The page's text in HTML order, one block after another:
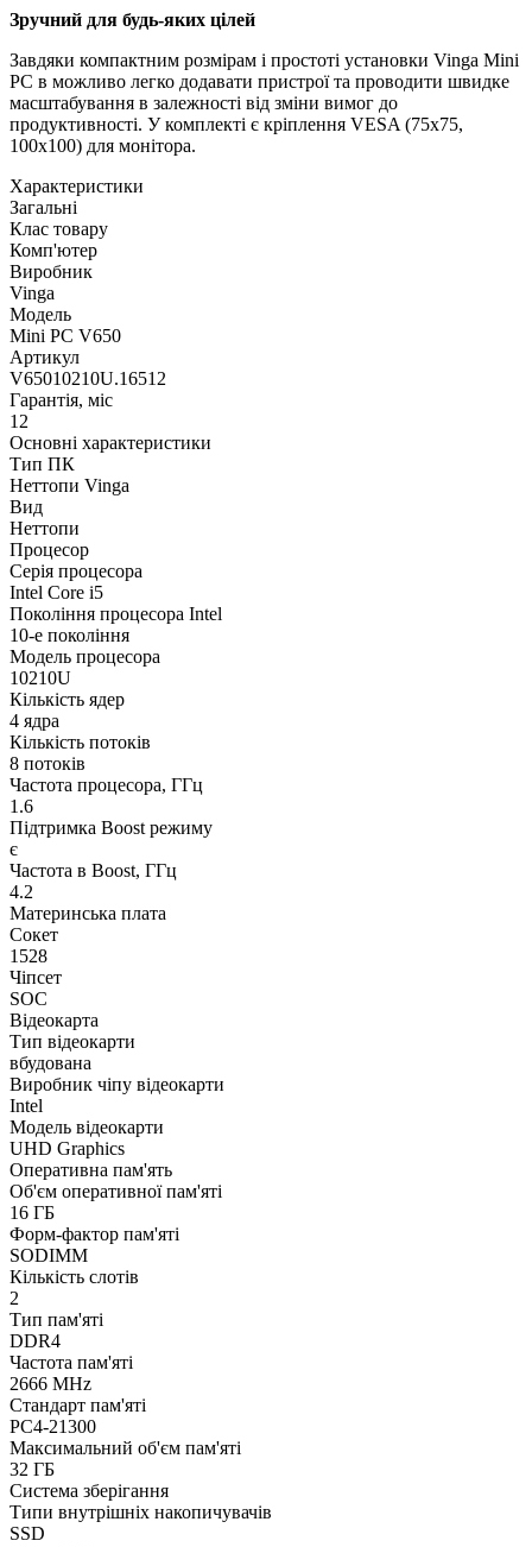
Зручний для будь-яких цілей
Завдяки компактним розмірам і простоті установки Vinga Mini
PC в можливо легко додавати пристрої та проводити швидке
масштабування в залежності від зміни вимог до
продуктивності. У комплекті є кріплення VESA (75х75,
100х100) для монітора.
Характеристики
Загальні
Клас товару
Комп'ютер
Виробник
Vinga
Модель
Mini PC V650
Артикул
V65010210U.16512
Гарантія, міс
12
Основні характеристики
Тип ПК
Неттопи Vinga
Вид
Неттопи
Процесор
Серія процесора
Intel Core i5
Покоління процесора Intel
10-е покоління
Модель процесора
10210U
Кількість ядер
4 ядра
Кількість потоків
8 потоків
Частота процесора, ГГц
1.6
Підтримка Boost режиму
є
Частота в Boost, ГГц
4.2
Материнська плата
Сокет
1528
Чіпсет
SOC
Відеокарта
Тип відеокарти
вбудована
Виробник чіпу відеокарти
Intel
Модель відеокарти
UHD Graphics
Оперативна пам'ять
Об'єм оперативної пам'яті
16 ГБ
Форм-фактор пам'яті
SODIMM
Кількість слотів
2
Тип пам'яті
DDR4
Частота пам'яті
2666 MHz
Стандарт пам'яті
PC4-21300
Максимальний об'єм пам'яті
32 ГБ
Система зберігання
Типи внутрішніх накопичувачів
SSD